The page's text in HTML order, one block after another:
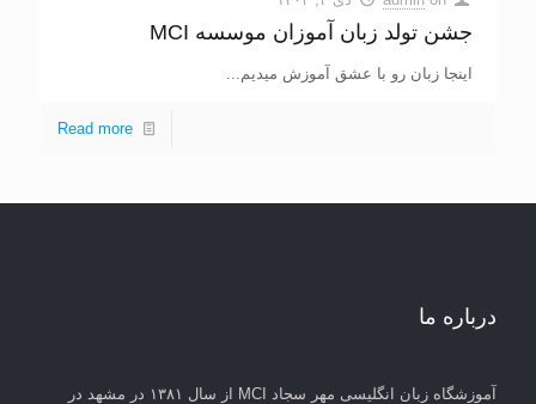
جشن تولد زبان آموزان موسسه MCI
اینجا زبان رو با عشق آموزش میدیم...
Read more
درباره ما
آموزشگاه زبان انگلیسی مهر سجاد MCI از سال ۱۳۸۱ در مشهد در